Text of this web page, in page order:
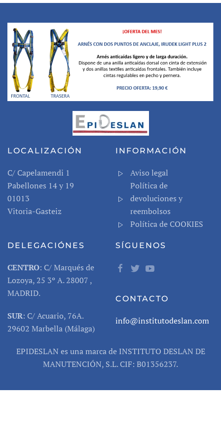
LOCALIZACIÓN
C/ Capelamendi 1
Pabellones 14 y 19
01013
Vitoria-Gasteiz
INFORMACIÓN
Aviso legal
Política de
devoluciones y
reembolsos
Política de COOKIES
DELEGACIÓNES
CENTRO: C/ Marqués de
Lozoya, 25 3º A. 28007 ,
MADRID.
SUR: C/ Acuario, 76A.
29602 Marbella (Málaga)
SÍGUENOS
CONTACTO
info@institutodeslan.com
EPIDESLAN es una marca de INSTITUTO DESLAN DE
MANUTENCIÓN, S.L. CIF: B01356237.